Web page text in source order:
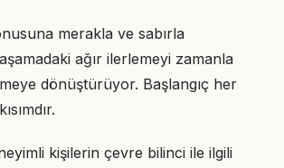
merakla ve sabırla
ağır ilerlemeyi zamanla
dönüştürüyor. Başlangıç her
kişilerin çevre bilinci ile ilgili